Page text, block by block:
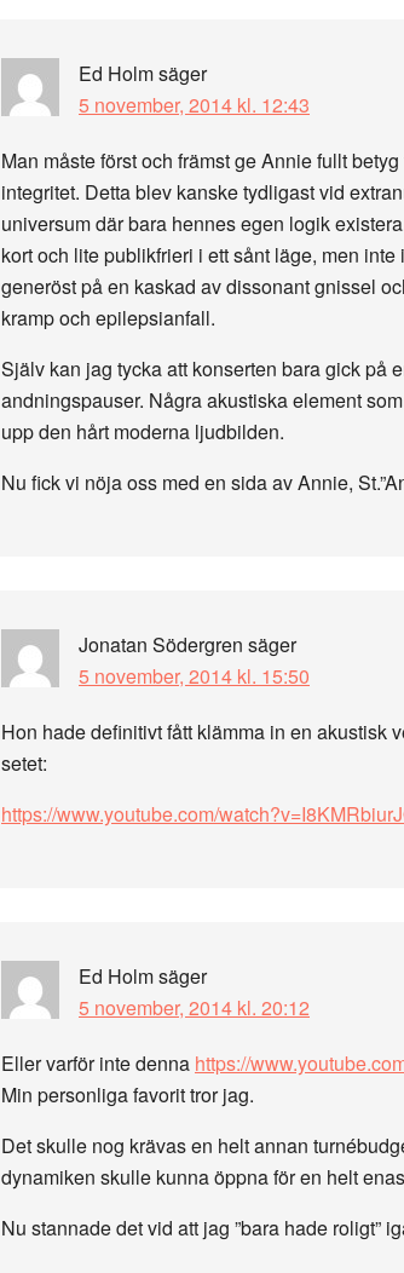
Ed Holmsäger
5 november, 2014 kl. 12:43
Man måste först och främst ge Annie fullt
integritet. Detta blev kanske tydligast vid
universum där bara hennes egen logik
kort och lite publikfrieri i ett sånt läge, men
generöst på en kaskad av dissonant gnissel
kramp och epilepsianfall.
Själv kan jag tycka att konserten bara gick på
andningspauser. Några akustiska element
upp den hårt moderna ljudbilden.
Nu fick vi nöja oss med en sida av Annie,
Jonatan Södergren säger
5 november, 2014 kl. 15:50
Hon hade definitivt fått klämma in en akustisk
setet:
https://www.youtube.com/
Ed Holmsäger
5 november, 2014 kl. 20:12
Eller varför inte denna https://
Min personliga favorit tror jag.
Det skulle nog krävas en helt annan
dynamiken skulle kunna öppna för en helt
Nu stannade det vid att jag ”bara hade roligt”